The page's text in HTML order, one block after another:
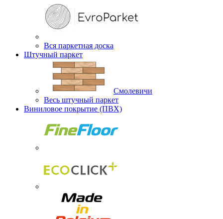
Вся паркетная доска
Штучный паркет
Смолевичи
Весь штучный паркет
Виниловое покрытие (ПВХ)